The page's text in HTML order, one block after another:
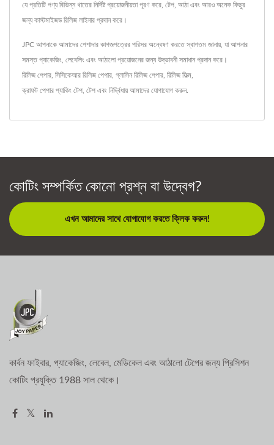
যে প্রতিটি পণ্য বিভিন্ন খাতের নির্দিষ্ট প্রয়োজনীয়তা পূরণ করে, টেপ, আঠা এবং আরও অনেক কিছুর
জন্য কাস্টমাইজড রিলিজ লাইনার প্রদান করে।
JPC আপনাকে আমাদের পেশাদার কাগজপত্রের পরিসর অন্বেষণ করতে স্বাগতম জানায়, যা আপনার
সমস্ত প্যাকেজিং, লেবেলিং এবং আঠালো প্রয়োজনের জন্য উদ্ভাবনী সমাধান প্রদান করে।
রিলিজ পেপার সিসিকেআর রিলিজ পেপার গ্লাসিন রিলিজ পেপার রিলিজ ফিল্ম
ক্রাফট পেপার প্যাকিং টেপ টেপ এবং নির্দ্বিধায় আমাদের যোগাযোগ করুন.
কোটিং সম্পর্কিত কোনো প্রশ্ন বা উদ্বেগ?
এখন আমাদের সাথে যোগাযোগ করতে ক্লিক করুন!
কার্বন ফাইবার, প্যাকেজিং, লেবেল, মেডিকেল এবং আঠালো টেপের জন্য প্রিসিশন
কোটিং প্রযুক্তি 1988 সাল থেকে।